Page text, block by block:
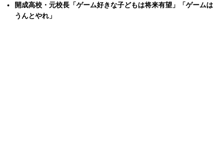
開成高校・元校長「ゲーム好きな子どもは将来有望」「ゲームは
うんとやれ」